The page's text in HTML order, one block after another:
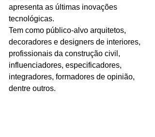
apresenta as últimas inovações
tecnológicas.
Tem como público-alvo arquitetos,
decoradores e designers de interiores,
profissionais da construção civil,
influenciadores, especificadores,
integradores, formadores de opinião,
dentre outros.